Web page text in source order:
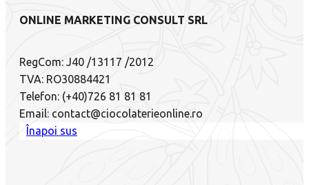
ONLINE MARKETING CONSULT SRL
RegCom: J40 /13117 /2012
TVA: RO30884421
Telefon: (+40)726 81 81 81
Email: contact@ciocolaterieonline.ro
Înapoi sus